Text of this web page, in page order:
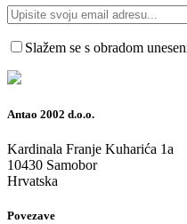
Slažem se s obradom
Antao 2002 d.o.o.
Kardinala Franje Kuharića 1a
10430 Samobor
Hrvatska
Povezave